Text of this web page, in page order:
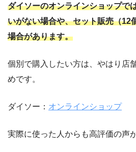
ダイソーのオンラインショップで
いがない場合や、セット販売（12
場合があります。
個別で購入したい方は、やはり店
めです。
ダイソー： オンラインショップ
実際に使った人からも高評価の声